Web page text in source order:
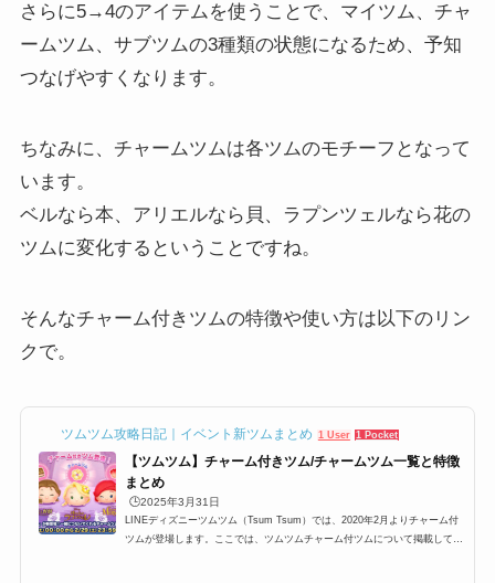
さらに5→4のアイテムを使うことで、マイツム、チャ
ームツム、サブツムの3種類の状態になるため、予知
つなげやすくなります。
ちなみに、チャームツムは各ツムのモチーフとなって
います。
ベルなら本、アリエルなら貝、ラプンツェルなら花の
ツムに変化するということですね。
そんなチャーム付きツムの特徴や使い方は以下のリン
クで。
ツムツム攻略日記｜イベント新ツムまとめ 1 User 1 Pocket
【ツムツム】チャーム付きツム/チャームツム一覧と特徴
まとめ
🕒️2025年3月31日
LINEディズニーツムツム（Tsum Tsum）では、2020年2月よりチャーム付
ツムが登場します。ここでは、ツムツムチャーム付ツムについて掲載してい